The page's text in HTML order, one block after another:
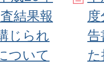
結果報
じられ
ついて
告